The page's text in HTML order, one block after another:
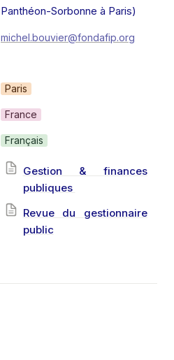
Panthéon-Sorbonne à Paris)
michel.bouvier@fondafip.org
Paris
France
Français
Gestion & finances
publiques
Revue du gestionnaire
public